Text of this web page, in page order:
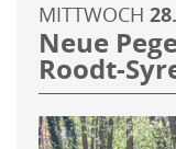
MITTWOCH
Neue
Roodt-